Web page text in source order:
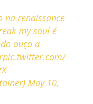
na renaissance
my soul é
ouço a
pic.twitter.com/
May 10,